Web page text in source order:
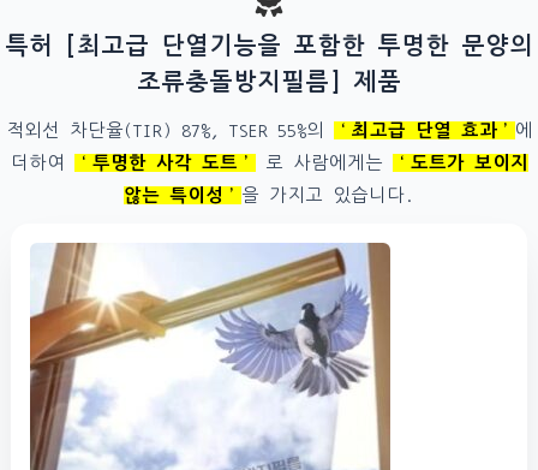
특허 [최고급 단열기능을 포함한 투명한 문양의
조류충돌방지필름] 제품
적외선 차단율(TIR) 87%, TSER 55%의 ‘최고급 단열 효과’ 에
더하여
‘투명한 사각 도트’ 로 사람에게는
‘도트가 보이지
않는 특이성’ 을 가지고 있습니다.